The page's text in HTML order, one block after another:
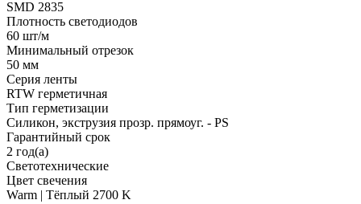
SMD 2835
Плотность светодиодов
60 шт/м
Минимальный отрезок
50 мм
Серия ленты
RTW герметичная
Тип герметизации
Силикон, экструзия прозр. прямоуг. - PS
Гарантийный срок
2 год(а)
Светотехнические
Цвет свечения
Warm | Тёплый 2700 K